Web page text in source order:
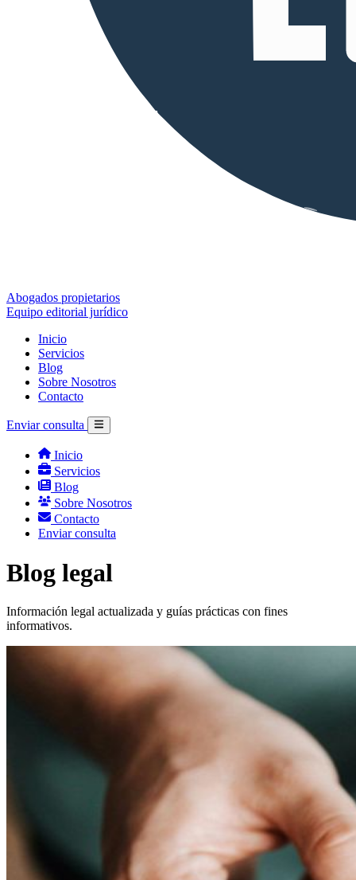
Abogados propietarios
Equipo editorial jurídico
Inicio
Servicios
Blog
Sobre Nosotros
Contacto
Enviar consulta
Inicio
Servicios
Blog
Sobre Nosotros
Contacto
Enviar consulta
Blog legal
Información legal actualizada y guías prácticas con fines
informativos.